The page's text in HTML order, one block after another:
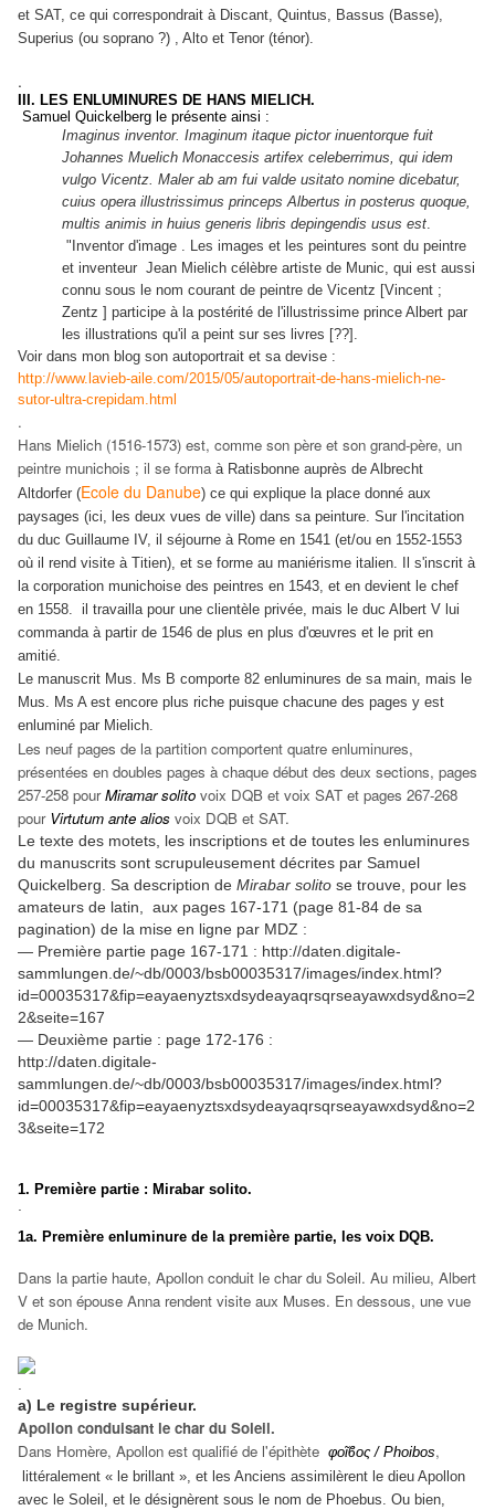
et SAT, ce qui correspondrait à Discant, Quintus, Bassus (Basse),
Superius (ou soprano ?) , Alto et Tenor (ténor).
.
III. LES ENLUMINURES DE HANS MIELICH.
Samuel Quickelberg le présente ainsi :
Imaginus inventor. Imaginum itaque pictor inuentorque fuit
Johannes Muelich Monaccesis artifex celeberrimus, qui idem
vulgo Vicentz. Maler ab am fui valde usitato nomine dicebatur,
cuius opera illustrissimus princeps Albertus in posterus quoque,
multis animis in huius generis libris depingendis usus est.
"Inventor d'image . Les images et les peintures sont du peintre
et inventeur Jean Mielich célèbre artiste de Munic, qui est aussi
connu sous le nom courant de peintre de Vicentz [Vincent ;
Zentz ] participe à la postérité de l'illustrissime prince Albert par
les illustrations qu'il a peint sur ses livres [??].
Voir dans mon blog son autoportrait et sa devise :
http://www.lavieb-aile.com/2015/05/autoportrait-de-hans-mielich-ne-
sutor-ultra-crepidam.html
.
Hans Mielich (1516-1573) est, comme son père et son grand-père, un
peintre munichois ; il se forma à Ratisbonne auprès de Albrecht
Altdorfer (Ecole du Danube) ce qui explique la place donné aux
paysages (ici, les deux vues de ville) dans sa peinture. Sur l'incitation
du duc Guillaume IV, il séjourne à Rome en 1541 (et/ou en 1552-1553
où il rend visite àTitien), et se forme au maniérisme italien. Il s'inscrit à
la corporation munichoise des peintres en 1543, et en devient le chef
en 1558. il travailla pour une clientèle privée, mais le duc Albert V lui
commanda à partir de 1546 de plus en plus d'œuvres et le prit en
amitié.
Le manuscrit Mus. Ms B comporte 82 enluminures de sa main, mais le
Mus. Ms A est encore plus riche puisque chacune des pages y est
enluminé par Mielich.
Les neuf pages de la partition comportent quatre enluminures,
présentées en doubles pages à chaque début des deux sections, pages
257-258 pourMiramar solito voix DQB et voix SAT et pages 267-268
pour Virtutum ante alios voix DQB et SAT.
Le texte des motets, les inscriptions et de toutes les enluminures
du manuscrits sont scrupuleusement décrites par Samuel
Quickelberg. Sa description de Mirabar solito se trouve, pour les
amateurs de latin, aux pages 167-171 (page 81-84 de sa
pagination) de la mise en ligne par MDZ :
— Première partie page 167-171 : http://daten.digitale-
sammlungen.de/~db/0003/bsb00035317/images/index.html?
id=00035317&fip=eayaenyztsxdsydeayaqrsqrseayawxdsyd&no=2
2&seite=167
— Deuxième partie : page 172-176 :
http://daten.digitale-
sammlungen.de/~db/0003/bsb00035317/images/index.html?
id=00035317&fip=eayaenyztsxdsydeayaqrsqrseayawxdsyd&no=2
3&seite=172
1. Première partie : Mirabar solito.
1a. Première enluminure de la première partie, les voix DQB.
Dans la partie haute, Apollon conduit le char du Soleil. Au milieu, Albert
V et son épouse Anna rendent visite aux Muses. En dessous, une vue
de Munich.
a) Le registre supérieur.
Apollon conduisant le char du Soleil.
Dans Homère, Apollon est qualifié de l'épithète φοῖϐος / Phoibos,
littéralement « le brillant », et les Anciens assimilèrent le dieu Apollon
avec le Soleil, et le désignèrent sous le nom de Phoebus. Ou bien,